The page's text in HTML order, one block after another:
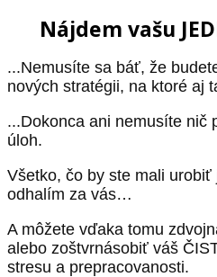
Nájdem vašu
...Nemusíte sa báť, že
nových stratégii, na ktoré aj
...Dokonca ani nemusíte nič
úloh.
Všetko, čo by ste mali urobiť
odhalím za vás…
A môžete vďaka tomu
alebo zoštvrnásobiť váš
stresu a prepracovanosti.